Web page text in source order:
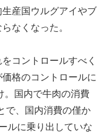
産国ウルグアイやブ
なくなった。
コントロールすべく
格のコントロールに
。国内で牛肉の消費
で、国内消費の僅か
ルに乗り出していな